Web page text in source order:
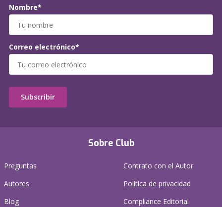
Sobre Club
Preguntas
Autores
Blog
Contrato con el Autor
Política de privacidad
Compliance Editorial
Nombre*
Correo electrónico*
Subscribir